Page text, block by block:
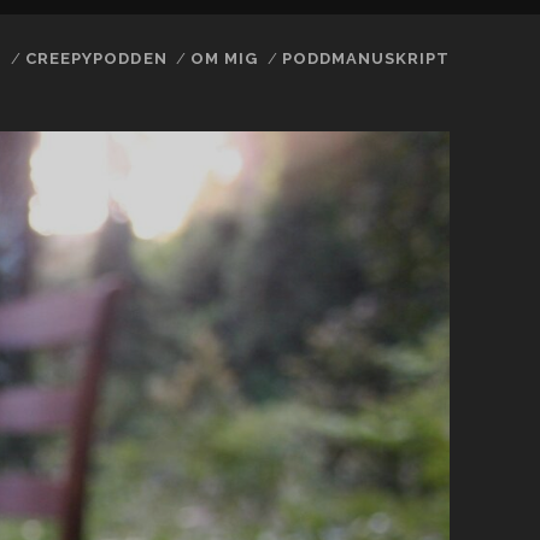
CREEPYPODDEN OM MIG PODDMANUSKRIPT